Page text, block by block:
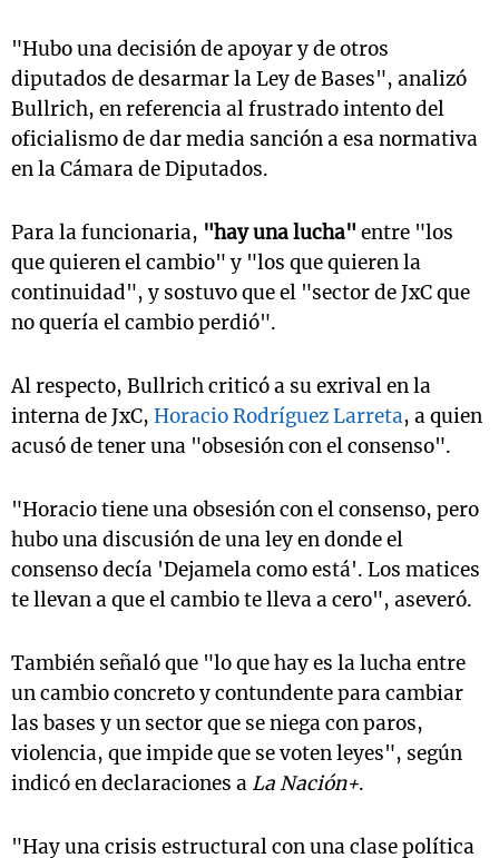
"Hubo una decisión de apoyar y de otros
diputados de desarmar la Ley de Bases", analizó
Bullrich, en referencia al frustrado intento del
oficialismo de dar media sanción a esa normativa
en la Cámara de Diputados.
Para la funcionaria, "hay una lucha" entre "los
que quieren el cambio" y "los que quieren la
continuidad", y sostuvo que el "sector de JxC que
no quería el cambio perdió".
Al respecto, Bullrich criticó a su exrival en la
interna de JxC, Horacio Rodríguez Larreta, a quien
acusó de tener una "obsesión con el consenso".
"Horacio tiene una obsesión con el consenso, pero
hubo una discusión de una ley en donde el
consenso decía 'Dejamela como está'. Los matices
te llevan a que el cambio te lleva a cero", aseveró.
También señaló que "lo que hay es la lucha entre
un cambio concreto y contundente para cambiar
las bases y un sector que se niega con paros,
violencia, que impide que se voten leyes", según
indicó en declaraciones a La Nación+.
"Hay una crisis estructural con una clase política